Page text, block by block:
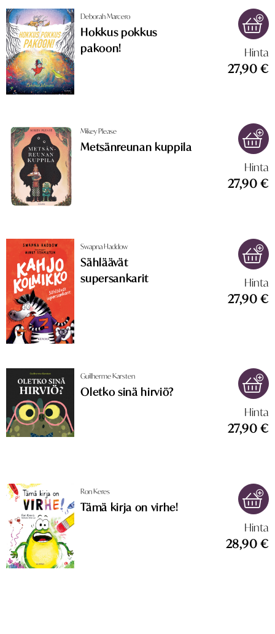
Hinta
27,90 €
Deborah Marcero
Hokkus pokkus
pakoon!
Hinta
27,90 €
Mikey Please
Metsänreunan kuppila
Hinta
27,90 €
Swapna Haddow
Sähläävät
supersankarit
Hinta
27,90 €
Guilherme Karsten
Oletko sinä hirviö?
Hinta
28,90 €
Ron Keres
Tämä kirja on virhe!